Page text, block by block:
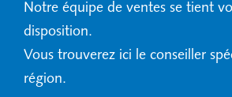
Notre équipe de ventes se tient
disposition.
Vous trouverez ici le conseiller
région.